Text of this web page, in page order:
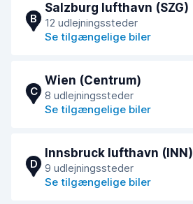
B
Salzburg lufthavn (SZG)
12 udlejningssteder
Se tilgængelige biler
C
Wien (Centrum)
8 udlejningssteder
Se tilgængelige biler
D
Innsbruck lufthavn (INN)
9 udlejningssteder
Se tilgængelige biler